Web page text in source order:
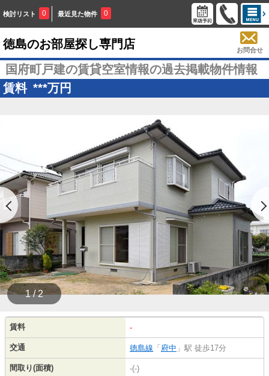
検討リスト 0 最近見た物件 0
徳島のお部屋探し専門店 お問合せ
国府町戸建の賃貸空室情報の過去掲載物件情報
賃料 ***万円
1 / 2
賃料 -
交通 徳島線 「 府中 」駅 徒歩17分
間取り(面積) -(-)